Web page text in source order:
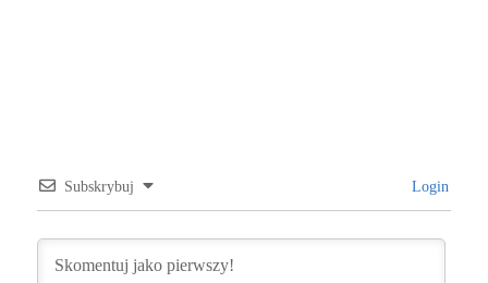
Subskrybuj Login